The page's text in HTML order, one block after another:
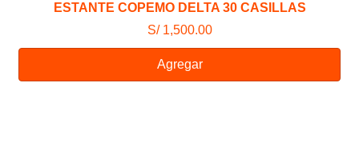
ESTANTE COPEMO DELTA 30 CASILLAS
S/ 1,500.00
Agregar